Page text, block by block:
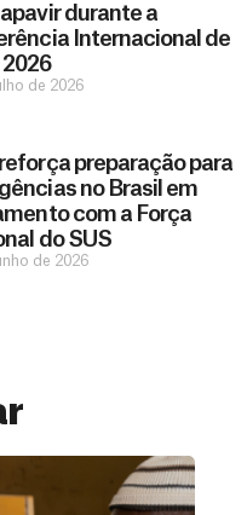
durante a
Internacional de
de 2026
preparação para
no Brasil em
com a Força
do SUS
de 2026